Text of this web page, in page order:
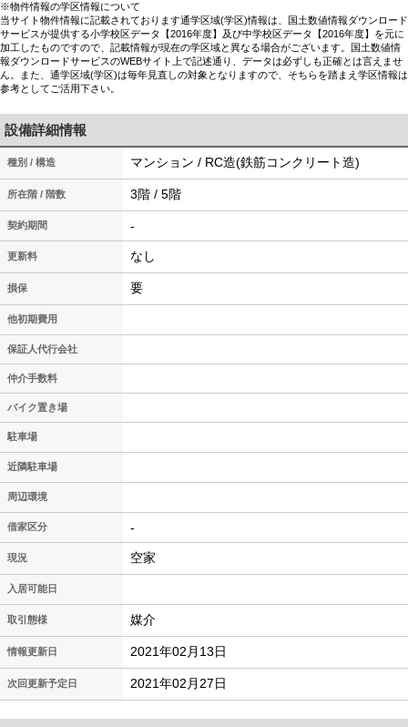
※物件情報の学区情報について
当サイト物件情報に記載されております通学区域(学区)情報は、国土数値情報ダウンロード
サービスが提供する小学校区データ【2016年度】及び中学校区データ【2016年度】を元に
加工したものですので、記載情報が現在の学区域と異なる場合がございます。国土数値情
報ダウンロードサービスのWEBサイト上で記述通り、データは必ずしも正確とは言えませ
ん。また、通学区域(学区)は毎年見直しの対象となりますので、そちらを踏まえ学区情報は
参考としてご活用下さい。
設備詳細情報
種別 / 構造 マンション / RC造(鉄筋コンクリート造)
所在階 / 階数 3階 / 5階
契約期間 -
更新料 なし
損保 要
他初期費用
保証人代行会社
仲介手数料
バイク置き場
駐車場
近隣駐車場
周辺環境
借家区分 -
現況 空家
入居可能日
取引態様 媒介
情報更新日 2021年02月13日
次回更新予定日 2021年02月27日